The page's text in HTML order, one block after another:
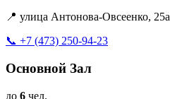
📍 улица Антонова-Овсеенко, 25а
📞 +7 (473) 250-94-23
Основной Зал
до 6 чел.